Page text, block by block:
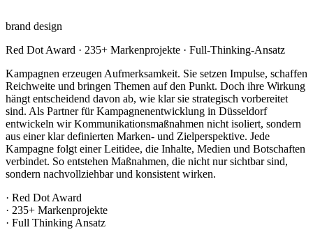
brand design
Red Dot Award · 235+ Markenprojekte · Full-Thinking-Ansatz
Kampagnen erzeugen Aufmerksamkeit. Sie setzen Impulse, schaffen
Reichweite und bringen Themen auf den Punkt. Doch ihre Wirkung
hängt entscheidend davon ab, wie klar sie strategisch vorbereitet
sind. Als Partner für Kampagnenentwicklung in Düsseldorf
entwickeln wir Kommunikationsmaßnahmen nicht isoliert, sondern
aus einer klar definierten Marken- und Zielperspektive. Jede
Kampagne folgt einer Leitidee, die Inhalte, Medien und Botschaften
verbindet. So entstehen Maßnahmen, die nicht nur sichtbar sind,
sondern nachvollziehbar und konsistent wirken.
· Red Dot Award
· 235+ Markenprojekte
· Full Thinking Ansatz